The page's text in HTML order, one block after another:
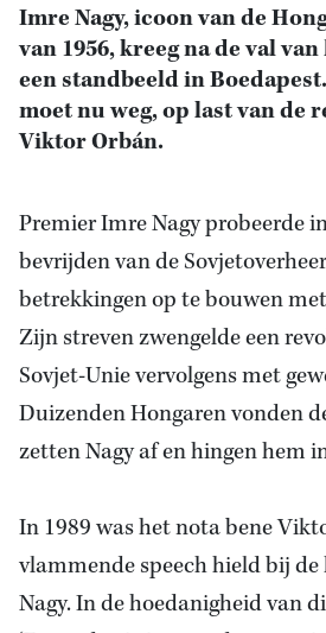
Imre Nagy, icoon van de
van 1956, kreeg na de val
een standbeeld in
moet nu weg, op last van de
Viktor Orbán.
Premier Imre Nagy probeerde
bevrijden van de
betrekkingen op te bouwen
Zijn streven zwengelde een
Sovjet-Unie vervolgens met
Duizenden Hongaren vonden
zetten Nagy af en hingen hem
In 1989 was het nota bene
vlammende speech hield bij
Nagy. In de hoedanigheid van